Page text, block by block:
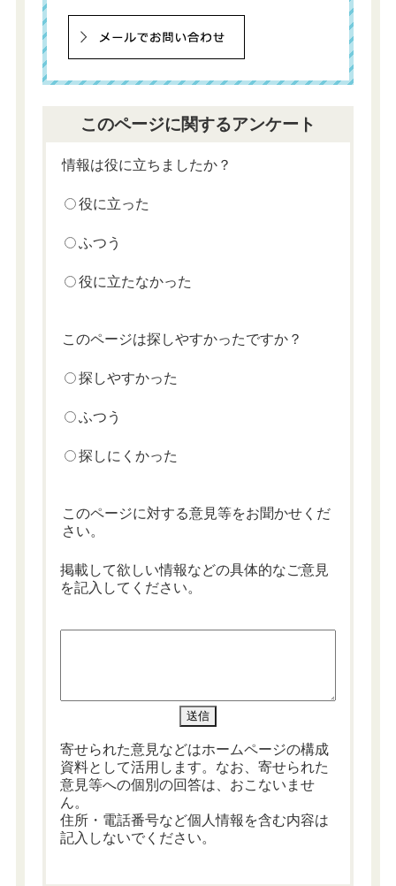
このページに関するアンケート
情報は役に立ちましたか？
役に立った
ふつう
役に立たなかった
このページは探しやすかったですか？
探しやすかった
ふつう
探しにくかった
このページに対する意見等をお聞かせくだ
さい。
掲載して欲しい情報などの具体的なご意見
を記入してください。
寄せられた意見などはホームページの構成
資料として活用します。なお、寄せられた
意見等への個別の回答は、おこないませ
ん。
住所・電話番号など個人情報を含む内容は
記入しないでください。